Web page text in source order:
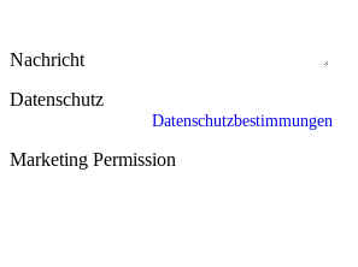
Nachricht
Datenschutz
Datenschutzbestimmungen
Marketing Permission